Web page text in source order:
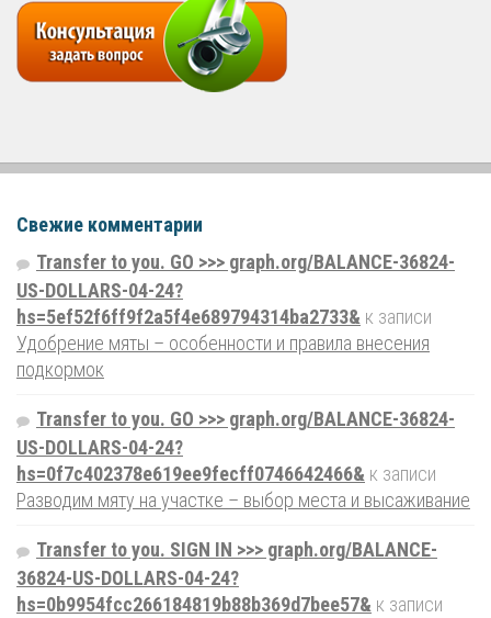
Свежие комментарии
Transfer to you. GO >>> graph.org/BALANCE-36824-
US-DOLLARS-04-24?
hs=5ef52f6ff9f2a5f4e689794314ba2733& к записи
Удобрение мяты – особенности и правила внесения
подкормок
Transfer to you. GO >>> graph.org/BALANCE-36824-
US-DOLLARS-04-24?
hs=0f7c402378e619ee9fecff0746642466& к записи
Разводим мяту на участке – выбор места и высаживание
Transfer to you. SIGN IN >>> graph.org/BALANCE-
36824-US-DOLLARS-04-24?
hs=0b9954fcc266184819b88b369d7bee57& к записи